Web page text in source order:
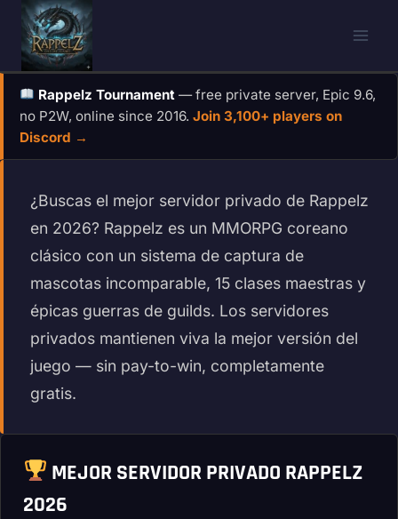
Skip
content
Rappelz Tournament — free private server, Epic 9.6,
no P2W, online since 2016. Join 3,100+ players on
Discord →
¿Buscas el mejor servidor privado de Rappelz
en 2026? Rappelz es un MMORPG coreano
clásico con un sistema de captura de
mascotas incomparable, 15 clases maestras y
épicas guerras de guilds. Los servidores
privados mantienen viva la mejor versión del
juego — sin pay-to-win, completamente
gratis.
MEJOR SERVIDOR PRIVADO RAPPELZ
2026